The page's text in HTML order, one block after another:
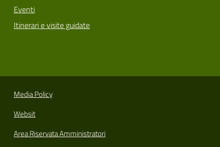
Eventi
Itinerari e visite guidate
Media Policy
Websit
Area Riservata Amministratori